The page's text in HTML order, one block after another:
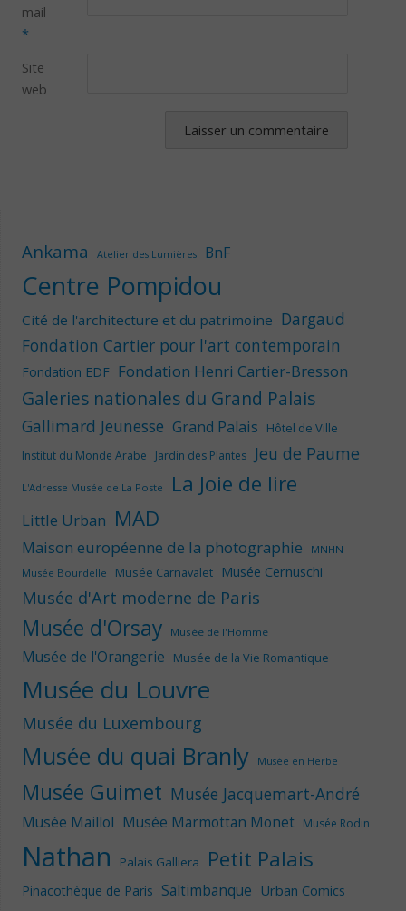
mail
*
Site
web
Ankama Atelier des Lumières BnF
Centre Pompidou
Cité de l'architecture et du patrimoine Dargaud
Fondation Cartier pour l'art contemporain
Fondation EDF Fondation Henri Cartier-Bresson
Galeries nationales du Grand Palais
Gallimard Jeunesse Grand Palais Hôtel de Ville
Institut du Monde Arabe Jardin des Plantes Jeu de Paume
L'Adresse Musée de La Poste La Joie de lire
Little Urban MAD
Maison européenne de la photographie
MNHN
Musée Bourdelle
Musée Carnavalet Musée Cernuschi
Musée d'Art moderne de Paris
Musée d'Orsay Musée de l'Homme
Musée de l'Orangerie Musée de la Vie Romantique
Musée du Louvre
Musée du Luxembourg
Musée du quai Branly Musée en Herbe
Musée Guimet Musée Jacquemart-André
Musée Maillol Musée Marmottan Monet Musée Rodin
Nathan Palais Galliera Petit Palais
Pinacothèque de Paris Saltimbanque Urban Comics